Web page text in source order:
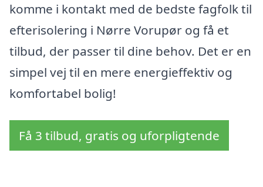
komme i kontakt med de bedste fagfolk til
efterisolering i Nørre Vorupør og få et
tilbud, der passer til dine behov. Det er en
simpel vej til en mere energieffektiv og
komfortabel bolig!
Få 3 tilbud, gratis og uforpligtende